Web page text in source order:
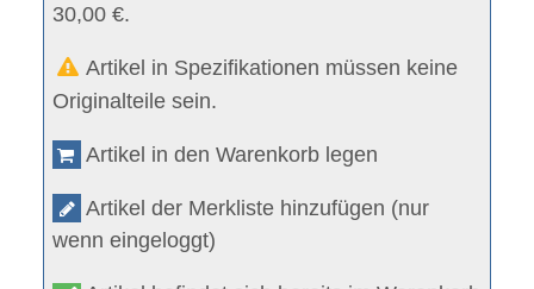
30,00 €.
Artikel in Spezifikationen müssen keine
Originalteile sein.
Artikel in den Warenkorb legen
Artikel der Merkliste hinzufügen (nur
wenn eingeloggt)